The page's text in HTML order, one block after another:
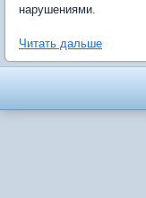
нарушениями.
Читать дальше